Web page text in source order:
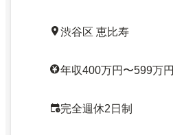
渋谷区 恵比寿
年収400万円〜599万円
完全週休2日制